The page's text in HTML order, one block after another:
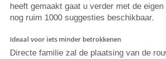
heeft gemaakt gaat u verder met de
nog ruim 1000 suggesties beschikbaar.
Ideaal voor iets minder betrokkenen
Directe familie zal de plaatsing van de